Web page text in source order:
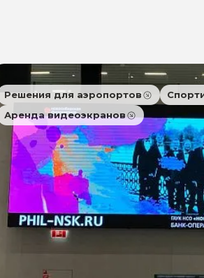
Решения для аэропортов
Аренда видеоэкранов